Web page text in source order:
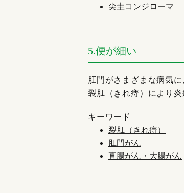
尖圭コンジローマ
5.便が細い
肛門がさまざまな病気
裂肛（きれ痔）により
キーワード
裂肛（きれ痔）
肛門がん
直腸がん・大腸がん